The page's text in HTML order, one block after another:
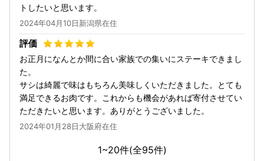
トしたいと思います。
2024年04月10日新潟県在住
お正月になんとか間に合い家族での集いにステーキできまし
た。
サシは綺麗で味はもちろん美味しくいただきました。とても
満足できるお肉です。これからも機会があれば寄付させてい
ただきたいと思います。ありがとうございました。
2024年01月28日大阪府在住
1~20件(全95件)